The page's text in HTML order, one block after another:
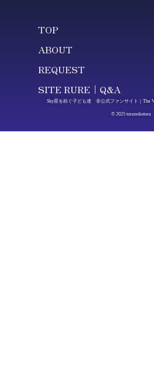
TOP
ABOUT
REQUEST
SITE RURE｜Q&A
Sky星を紡ぐ子ども達 非公式ファンサイト｜The
© 2025 toranokotora